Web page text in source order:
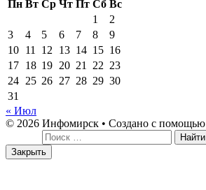
Пн Вт Ср Чт Пт Сб Вс
1
2
3
4 5 6 7 8
9
10 11 12 13 14 15 16
17 18 19 20 21 22 23
24 25 26 27 28 29 30
31
« Июл
© 2026 Инфомирск • Создано с помощью
Закрыть